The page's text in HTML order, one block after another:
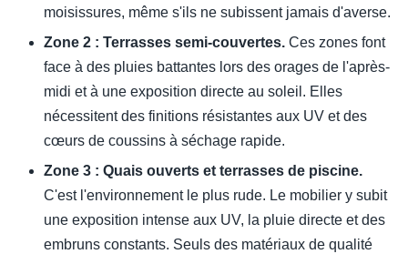
moisissures, même s'ils ne subissent jamais d'averse.
Zone 2 : Terrasses semi-couvertes. Ces zones font
face à des pluies battantes lors des orages de l'après-
midi et à une exposition directe au soleil. Elles
nécessitent des finitions résistantes aux UV et des
cœurs de coussins à séchage rapide.
Zone 3 : Quais ouverts et terrasses de piscine.
C'est l'environnement le plus rude. Le mobilier y subit
une exposition intense aux UV, la pluie directe et des
embruns constants. Seuls des matériaux de qualité